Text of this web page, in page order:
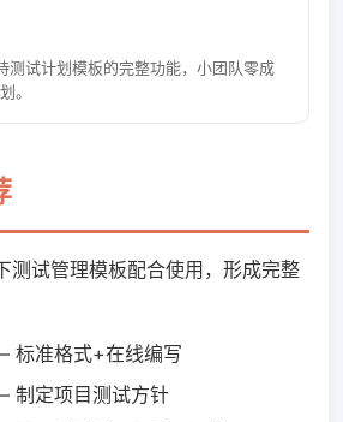
测试计划模板的完整功能，小团队零成
。
测试管理模板配合使用，形成完整
标准格式+在线编写
制定项目测试方针